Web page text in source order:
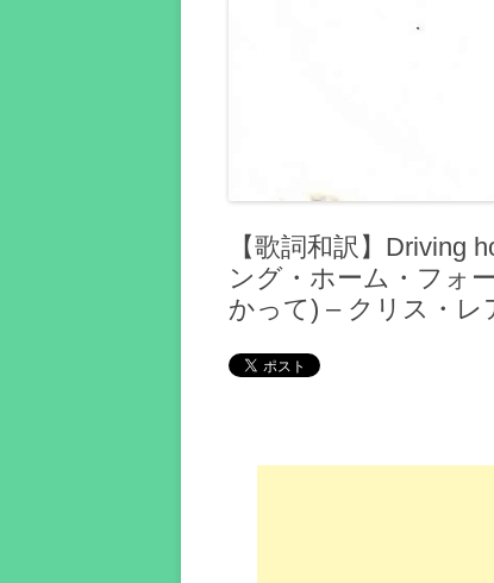
【歌詞和訳】Driving
ング・ホーム・フォ
かって) – クリス・レ